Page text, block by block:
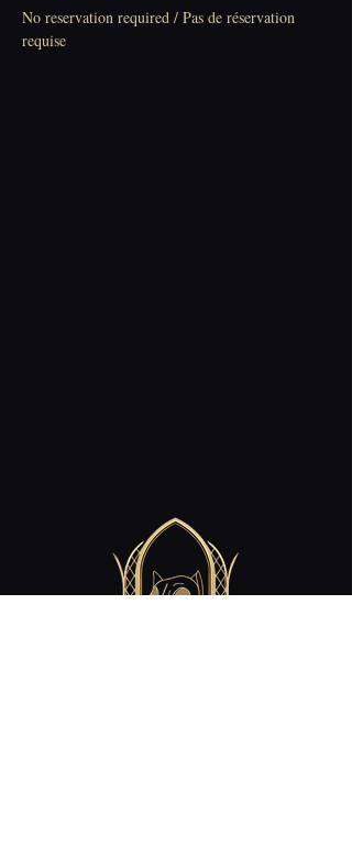
No reservation required / Pas de réservation
requise